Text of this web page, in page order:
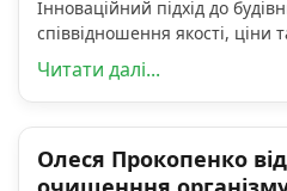
Інноваційний підхід до
співвідношення якості, ціни
Читати далі...
Олеся Прокопенко